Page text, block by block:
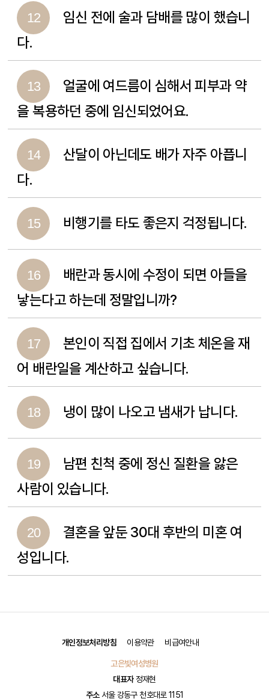
12
임신 전에 술과 담배를 많이 했습니
다.
13
얼굴에 여드름이 심해서 피부과 약
을 복용하던 중에 임신되었어요.
14
산달이 아닌데도 배가 자주 아픕니
다.
15 비행기를 타도 좋은지 걱정됩니다.
16
배란과 동시에 수정이 되면 아들을
낳는다고 하는데 정말입니까?
17
본인이 직접 집에서 기초 체온을 재
어 배란일을 계산하고 싶습니다.
18 냉이 많이 나오고 냄새가 납니다.
19
남편 친척 중에 정신 질환을 앓은
사람이 있습니다.
20
결혼을 앞둔 30대 후반의 미혼 여
성입니다.
개인정보처리방침 이용약관 비급여안내
고은빛여성병원
대표자정재현
주소서울 강동구 천호대로 1151